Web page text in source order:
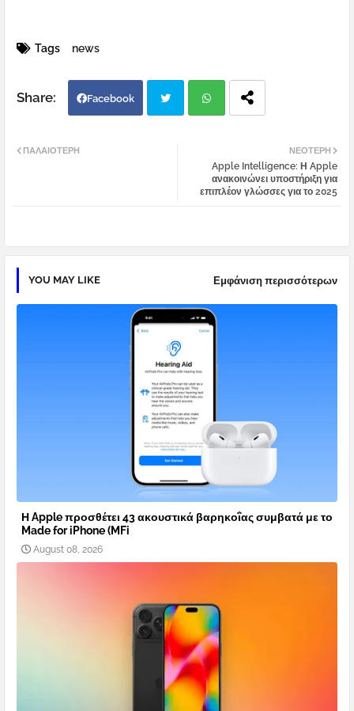
Tags news
Facebook
atsa
ΝΕΌΤΕΡΗ
Apple Intelligence: Η Apple
ανακοινώνει υποστήριξη για
επιπλέον γλώσσες για το 2025
ΠΑΛΑΙΌΤΕΡΗ
YOU MAY LIKE Εμφάνιση περισσότερων
Η Apple προσθέτει 43 ακουστικά βαρηκοΐας συμβατά με το
Made for iPhone (MFi
August 08, 2026